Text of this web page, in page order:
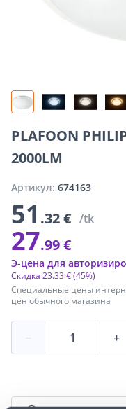
PLAFOON
2000LM
Артикул: 674163
51 .32 € /tk
27.99 €
Специальные цены
цен обычного магазина
Скидка 23.33 €(45%)
Э-цена для
− +